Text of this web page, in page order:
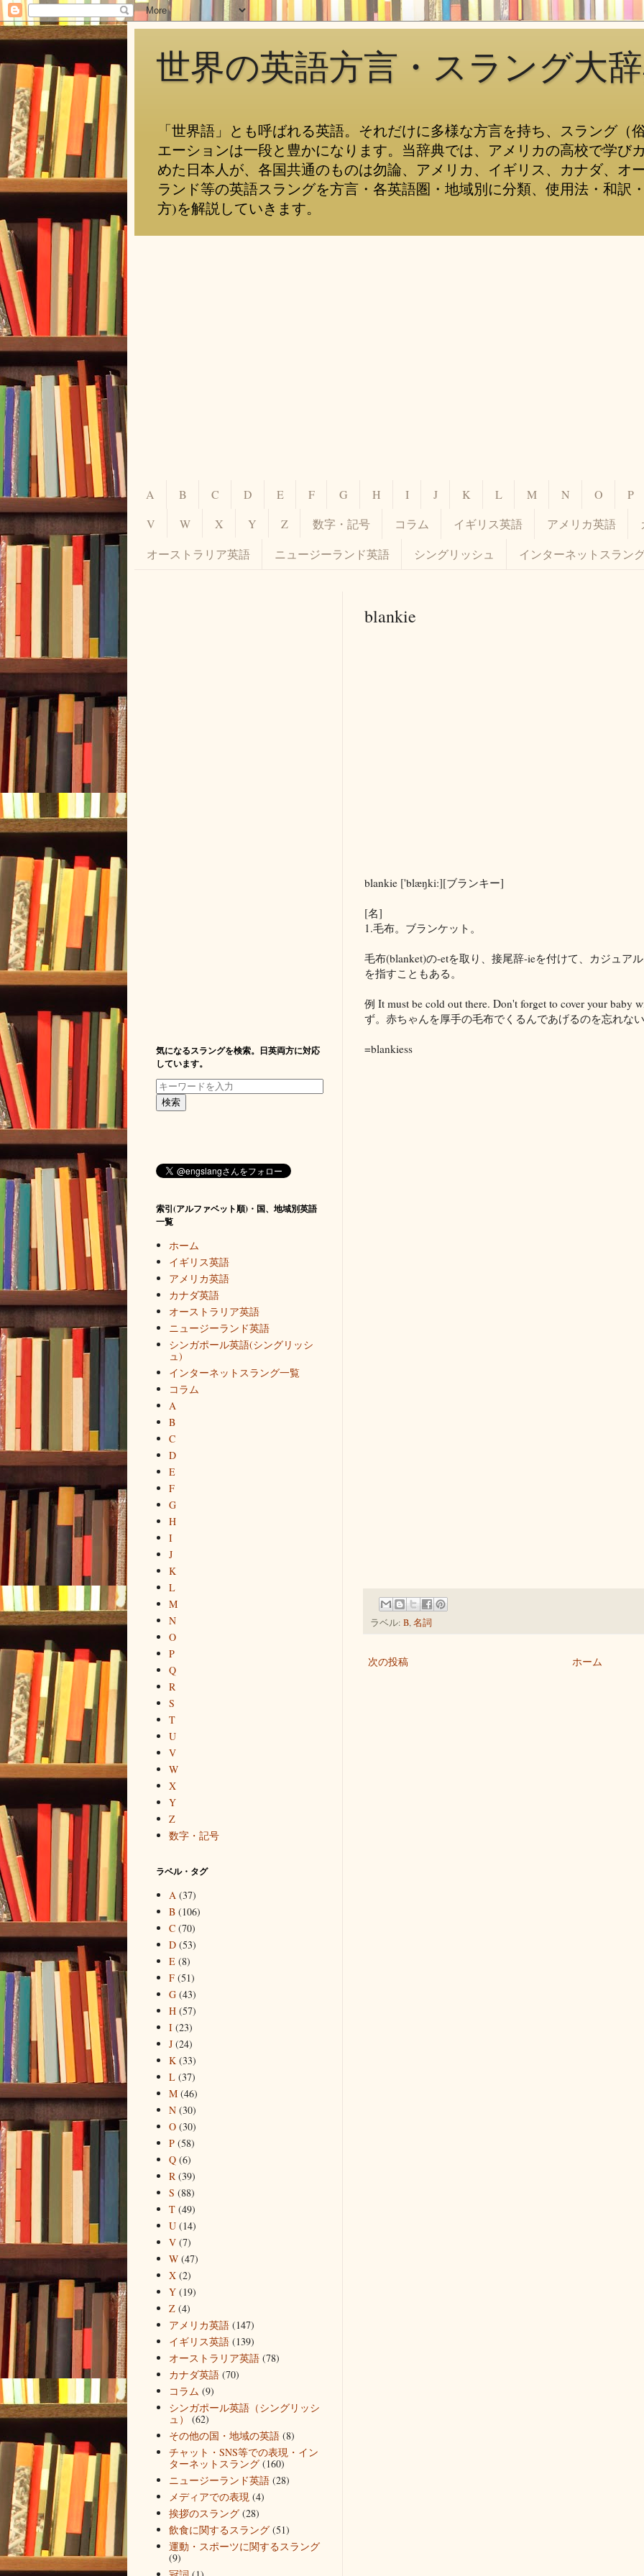
世界の英語方言・スラング大
「世界語」とも呼ばれる英語。それだけに多様な方言を持ち、スラング（
エーションは一段と豊かになります。当辞典では、アメリカの高校で学び
めた日本人が、各国共通のものは勿論、アメリカ、イギリス、カナダ、オ
ランド等の英語スラングを方言・各英語圏・地域別に分類、使用法・和訳
方)を解説していきます。
A B C D E F G H I J K L M N O
P
V
W X Y Z 数字・記号 コラム イギリス英語 アメリカ英語
オーストラリア英語 ニュージーランド英語 シングリッシュ インターネットスラン
blankie
blankie ['blæŋki:][ブランキー]
[名]
1.毛布。ブランケット。
毛布(blanket)の-etを取り、接尾辞-ieを付けて、カジュア
を指すこともある。
例 It must be cold out there. Don't forget to cover your baby
ず。赤ちゃんを厚手の毛布でくるんであげるのを忘れな
=blankiess
ラベル: B,名詞
次の投稿 ホーム
気になるスラングを検索。日英両方に対応
しています。
索引(アルファベット順)・国、地域別英語
一覧
ホーム
イギリス英語
アメリカ英語
カナダ英語
オーストラリア英語
ニュージーランド英語
シンガポール英語(シングリッシ
ュ)
インターネットスラング一覧
コラム
A
B
C
D
E
F
G
H
I
J
K
L
M
N
O
P
Q
R
S
T
U
V
W
X
Y
Z
数字・記号
ラベル・タグ
A (37)
B (106)
C (70)
D (53)
E (8)
F (51)
G (43)
H (57)
I (23)
J (24)
K (33)
L (37)
M (46)
N (30)
O (30)
P (58)
Q (6)
R (39)
S (88)
T (49)
U (14)
V (7)
W (47)
X (2)
Y (19)
Z (4)
アメリカ英語 (147)
イギリス英語 (139)
オーストラリア英語 (78)
カナダ英語 (70)
コラム (9)
シンガポール英語（シングリッシ
ュ）
(62)
その他の国・地域の英語 (8)
チャット・SNS等での表現・イン
ターネットスラング (160)
ニュージーランド英語 (28)
メディアでの表現 (4)
挨拶のスラング (28)
飲食に関するスラング (51)
運動・スポーツに関するスラング
(9)